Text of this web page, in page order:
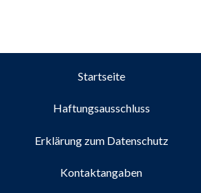
Startseite
Haftungsausschluss
Erklärung zum Datenschutz
Kontaktangaben